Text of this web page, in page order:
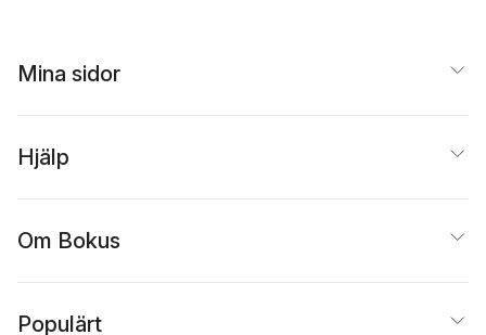
Mina sidor
Hjälp
Om Bokus
Populärt